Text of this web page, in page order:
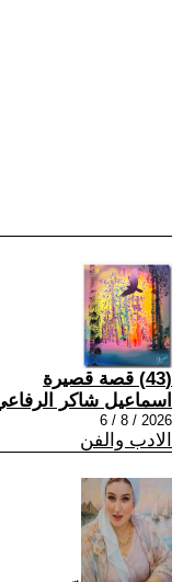
(43) قصة قصيرة
اسماعيل شاكر
2026 / 8 / 6
الادب والفن